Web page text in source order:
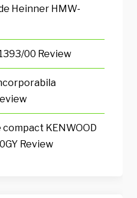
Heinner HMW-
00 Review
KENWOOD
Review